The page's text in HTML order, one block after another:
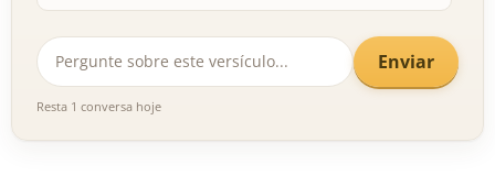
Enviar
Resta 1 conversa hoje